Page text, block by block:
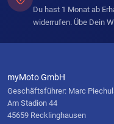
Du hast 1 Monat ab
widerrufen. Übe Dein
myMoto GmbH
Geschäftsführer: Marc
Am Stadion 44
45659 Recklinghausen